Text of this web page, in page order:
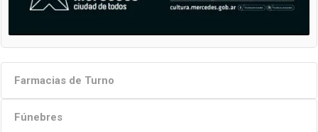
Farmacias de Turno
Fúnebres